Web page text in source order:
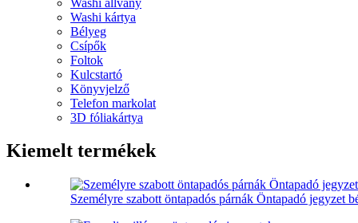
Washi kártya
Bélyeg
Csípők
Foltok
Kulcstartó
Könyvjelző
Telefon markolat
3D fóliakártya
Kiemelt termékek
Személyre szabott öntapadós párnák Öntapadó jegyzet